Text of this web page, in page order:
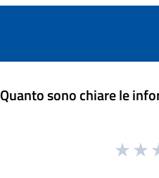
Quanto sono chiare le